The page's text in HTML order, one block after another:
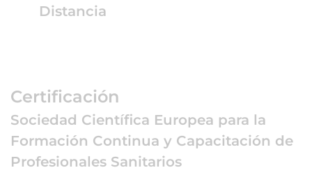
Distancia
Certificación
Sociedad Científica Europea para la
Formación Continua y Capacitación de
Profesionales Sanitarios